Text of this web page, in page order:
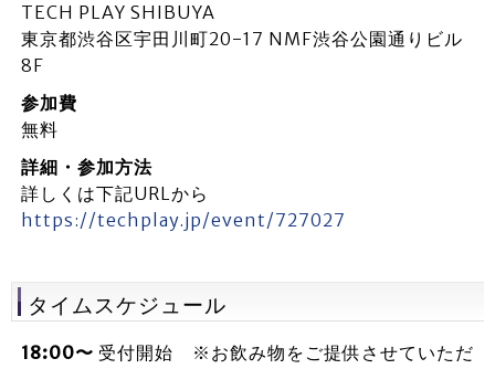
TECH PLAY SHIBUYA
東京都渋谷区宇田川町20-17 NMF渋谷公園通りビル
8F
参加費
無料
詳細・参加方法
詳しくは下記URLから
https://techplay.jp/event/727027
タイムスケジュール
18:00〜 受付開始 ※お飲み物をご提供させていただ